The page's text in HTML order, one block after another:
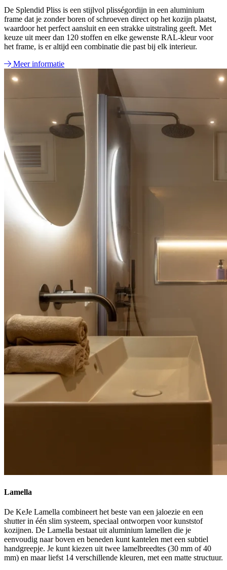
De Splendid Pliss is een stijlvol plisségordijn in een aluminium
frame dat je zonder boren of schroeven direct op het kozijn plaatst,
waardoor het perfect aansluit en een strakke uitstraling geeft. Met
keuze uit meer dan 120 stoffen en elke gewenste RAL-kleur voor
het frame, is er altijd een combinatie die past bij elk interieur.
Meer informatie
Lamella
De KeJe Lamella combineert het beste van een jaloezie en een
shutter in één slim systeem, speciaal ontworpen voor kunststof
kozijnen. De Lamella bestaat uit aluminium lamellen die je
eenvoudig naar boven en beneden kunt kantelen met een subtiel
handgreepje. Je kunt kiezen uit twee lamelbreedtes (30 mm of 40
mm) en maar liefst 14 verschillende kleuren, met een matte structuur.